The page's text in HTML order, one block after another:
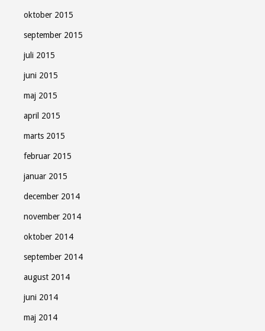
oktober 2015
september 2015
juli 2015
juni 2015
maj 2015
april 2015
marts 2015
februar 2015
januar 2015
december 2014
november 2014
oktober 2014
september 2014
august 2014
juni 2014
maj 2014